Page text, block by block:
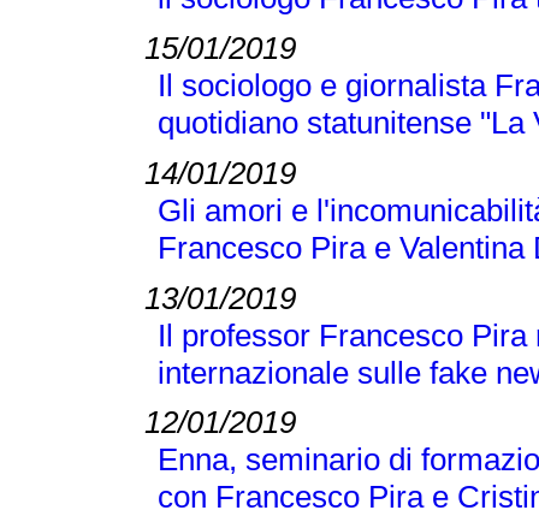
15/01/2019
Il sociologo e giornalista
quotidiano statunitense "La
14/01/2019
Gli amori e
Francesco Pira e Valentina
13/01/2019
Il professor Francesco
internazionale sulle fake
12/01/2019
Enna, seminario di
con Francesco Pira e